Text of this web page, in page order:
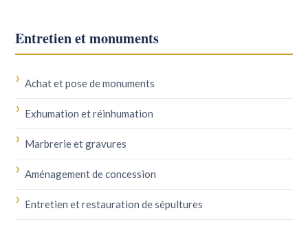
Entretien et monuments
Achat et pose de monuments
Exhumation et réinhumation
Marbrerie et gravures
Aménagement de concession
Entretien et restauration de sépultures